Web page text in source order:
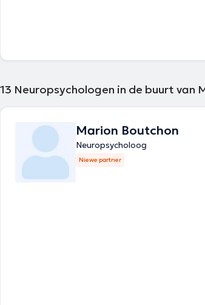
13 Neuropsychologen in de buurt van
Marion Boutchon
Neuropsycholoog
Niewe partner